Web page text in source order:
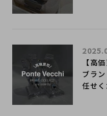
【高
ブラ
任せ